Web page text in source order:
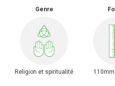
Genre
Religion et spiritualité